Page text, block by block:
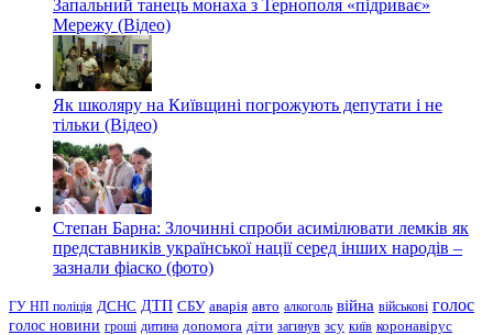
Запальний танець монаха з Тернополя «підриває»
Мережу (Відео)
Як школяру на Київщині погрожують депутати і не
тільки (Відео)
Степан Барна: Злочинні спроби асимілювати лемків як
представників української нації серед інших народів –
зазнали фіаско (фото)
ГУ НП поліція ДСНС ДТП СБУ аварія авто алкоголь війна військові голос
голос новини гроші дитина допомога діти загинув зсу київ коронавірус